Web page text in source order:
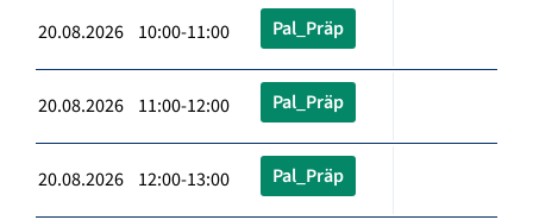
20.08.2026 10:00-11:00 Pal_Präp
20.08.2026 11:00-12:00 Pal_Präp
20.08.2026 12:00-13:00 Pal_Präp